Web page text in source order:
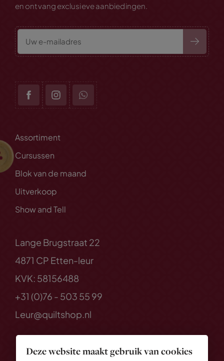
Deze website maakt gebruik van cookies
en ontvang exclusieve aanbiedingen.
Assortiment
Cursussen
Blok van de maand
Uitverkoop
Show and Tell
Lange Brugstraat 22
4871 CP Etten-leur
KVK: 58156488
+31 (0)76 - 503 55 99
Leur@quiltshop.nl